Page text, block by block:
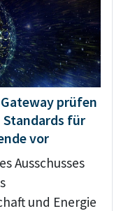
prüfen
Standards für
vor
Ausschusses
und Energie